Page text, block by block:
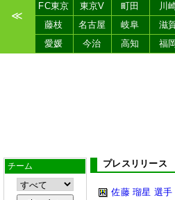
≪
FC東京
東京V 町田 川
藤枝
名古屋 岐阜 滋
愛媛
今治 高知 福岡
チーム プレスリリース
佐藤 瑠星 選